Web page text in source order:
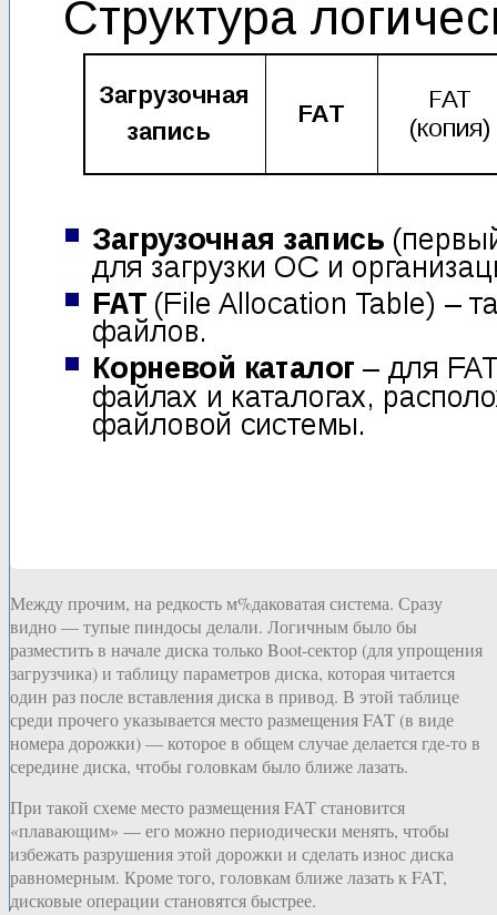
Между прочим, на редкость м%даковатая система. Сразу
видно — тупые пиндосы делали. Логичным было бы
разместить в начале диска только Boot-сектор (для упрощения
загрузчика) и таблицу параметров диска, которая читается
один раз после вставления диска в привод. В этой таблице
среди прочего указывается место размещения FAT (в виде
номера дорожки) — которое в общем случае делается где-то в
середине диска, чтобы головкам было ближе лазать.
При такой схеме место размещения FAT становится
«плавающим» — его можно периодически менять, чтобы
избежать разрушения этой дорожки и сделать износ диска
равномерным. Кроме того, головкам ближе лазать к FAT,
дисковые операции становятся быстрее.